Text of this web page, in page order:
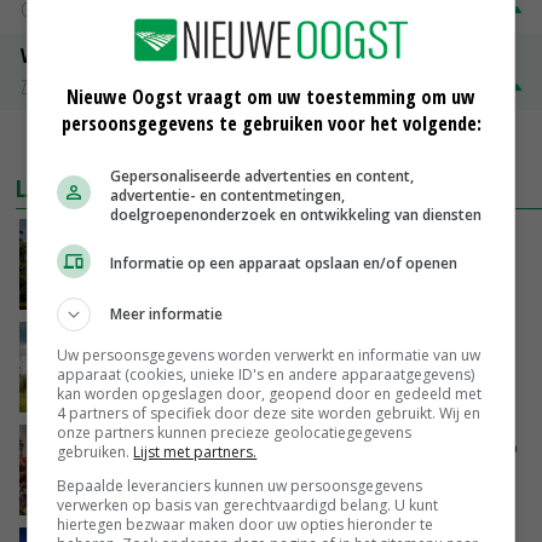
Groningen
Volle melkpoeder
Zuivel NL
€ 345,00 € 20,00
LAATSTE NIEUWS
minister spreekt van ‘ondernemersrisico’
‘Rendement van Krullvarkens komt van de
overkant’
VANDAAG, 15:30
Oorlogen en El Niño stuwen voedselprijzen op
VANDAAG, 15:04
Nieuwe Oogst vraagt om uw toestemming om uw
persoonsgegevens te gebruiken voor het volgende:
Gepersonaliseerde advertenties en content,
advertentie- en contentmetingen,
doelgroepenonderzoek en ontwikkeling van diensten
Informatie op een apparaat opslaan en/of openen
Meer informatie
Uw persoonsgegevens worden verwerkt en informatie van uw
apparaat (cookies, unieke ID's en andere apparaatgegevens)
kan worden opgeslagen door, geopend door en gedeeld met
4 partners of specifiek door deze site worden gebruikt. Wij en
onze partners kunnen precieze geolocatiegegevens
gebruiken. Lijst met partners.
Bepaalde leveranciers kunnen uw persoonsgegevens
verwerken op basis van gerechtvaardigd belang. U kunt
hiertegen bezwaar maken door uw opties hieronder te